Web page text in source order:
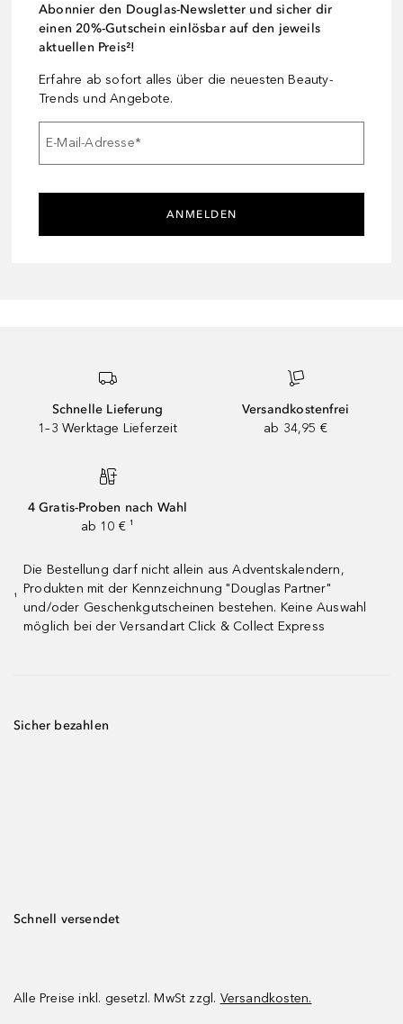
Abonnier den Douglas-Newsletter und sicher dir
einen 20%-Gutschein einlösbar auf den jeweils
aktuellen Preis²!
Erfahre ab sofort alles über die neuesten Beauty-
Trends und Angebote.
E-Mail-Adresse*
ANMELDEN
Schnelle Lieferung
1–3 Werktage Lieferzeit
Versandkostenfrei
ab 34,95 €
4 Gratis-Proben nach Wahl
ab 10 € ¹
¹
Die Bestellung darf nicht allein aus Adventskalendern,
Produkten mit der Kennzeichnung "Douglas Partner"
und/oder Geschenkgutscheinen bestehen. Keine Auswahl
möglich bei der Versandart Click & Collect Express
Sicher bezahlen
Schnell versendet
Alle Preise inkl. gesetzl. MwSt zzgl. Versandkosten.